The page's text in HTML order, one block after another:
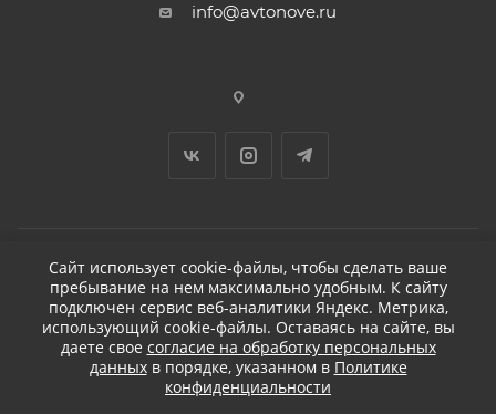
info@avtonove.ru
2026 © ДЕТЕЙЛИНГ-МАРКЕТ АВТОНОВЬЕ
Сайт использует cookie-файлы, чтобы сделать ваше
пребывание на нем максимально удобным. К cайту
подключен сервис веб-аналитики Яндекс. Метрика,
использующий cookie-файлы. Оставаясь на сайте, вы
даете свое согласие на обработку персональных
данныхв порядке, указанном в Политике
конфиденциальности